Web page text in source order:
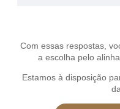
Com essas respostas,
a escolha pelo
Estamos à disposição